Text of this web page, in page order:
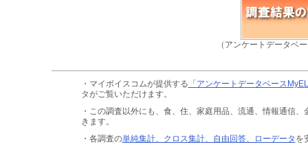
（アンケートデータベ
・マイボイスコムが提供する 「アンケートデータベース
タがご覧いただけます。
・この調査以外にも、食、住、家庭用品、流通、情報通信、
きます。
・各調査の単純集計、クロス集計、自由回答、ローデータ を